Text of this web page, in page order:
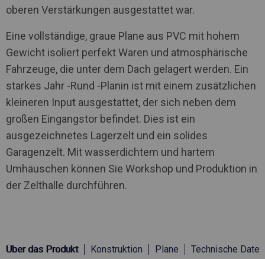
oberen Verstärkungen ausgestattet war.
Eine vollständige, graue Plane aus PVC mit hohem
Gewicht isoliert perfekt Waren und atmosphärische
Fahrzeuge, die unter dem Dach gelagert werden. Ein
starkes Jahr -Rund -Planin ist mit einem zusätzlichen
kleineren Input ausgestattet, der sich neben dem
großen Eingangstor befindet. Dies ist ein
ausgezeichnetes Lagerzelt und ein solides
Garagenzelt. Mit wasserdichtem und hartem
Umhäuschen können Sie Workshop und Produktion in
der Zelthalle durchführen.
Über das Produkt Konstruktion Plane Technische Daten